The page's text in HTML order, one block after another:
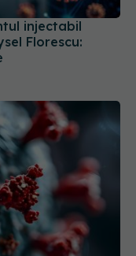
Efectele
infectare